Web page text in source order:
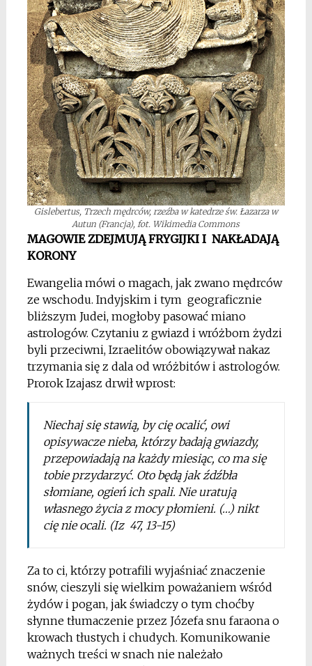
Gislebertus, Trzech mędrców, rzeźba w katedrze św. Łazarza w
Autun (Francja), fot. Wikimedia Commons
MAGOWIE ZDEJMUJĄ FRYGIJKI I NAKŁADAJĄ
KORONY
Ewangelia mówi o magach, jak zwano mędrców
ze wschodu. Indyjskim i tym geograficznie
bliższym Judei, mogłoby pasować miano
astrologów. Czytaniu z gwiazd i wróżbom żydzi
byli przeciwni, Izraelitów obowiązywał nakaz
trzymania się z dala od wróżbitów i astrologów.
Prorok Izajasz drwił wprost:
Niechaj się stawią, by cię ocalić, owi
opisywacze nieba, którzy badają gwiazdy,
przepowiadają na każdy miesiąc, co ma się
tobie przydarzyć. Oto będą jak źdźbła
słomiane, ogień ich spali. Nie uratują
własnego życia z mocy płomieni. (…) nikt
cię nie ocali. (Iz 47, 13-15)
Za to ci, którzy potrafili wyjaśniać znaczenie
snów, cieszyli się wielkim poważaniem wśród
żydów i pogan, jak świadczy o tym choćby
słynne tłumaczenie przez Józefa snu faraona o
krowach tłustych i chudych. Komunikowanie
ważnych treści w snach nie należało